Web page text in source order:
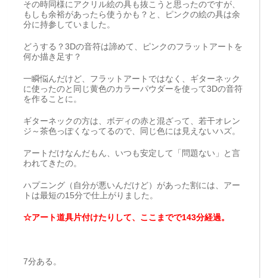
その時同様にアクリル絵の具も抜こうと思ったのですが、
もしも余裕があったら使うかも？と、ピンクの絵の具は余
分に持参していました。
どうする？3Dの音符は諦めて、ピンクのフラットアートを
何か描き足す？
一瞬悩んだけど、フラットアートではなく、ギターネック
に使ったのと同じ黄色のカラーパウダーを使って3Dの音符
を作ることに。
ギターネックの方は、ボディの赤と混ざって、若干オレン
ジ～茶色っぽくなってるので、同じ色には見えないハズ。
アートだけなんだもん、いつも安定して「問題ない」と言
われてきたの。
ハプニング（自分が悪いんだけど）があった割には、アー
トは最短の15分で仕上がりました。
☆アート道具片付けたりして、ここまでで143分経過。
7分ある。